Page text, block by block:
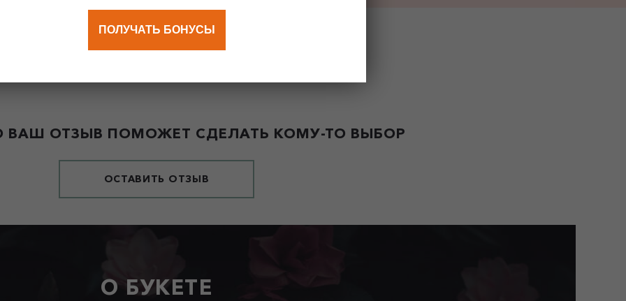
ОТЗЫВ ПОМОЖЕТ СДЕЛАТЬ КОМУ-ТО ВЫБОР
ОСТАВИТЬ ОТЗЫВ
О БУКЕТЕ
ПОЛУЧАТЬ БОНУСЫ